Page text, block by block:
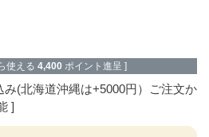
使える 4,400 ポイント進呈 ]
み(北海道沖縄は+5000円）ご注文か